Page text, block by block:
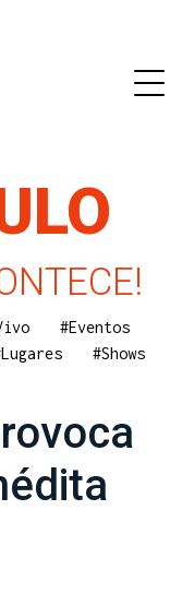
#Eventos
#Shows